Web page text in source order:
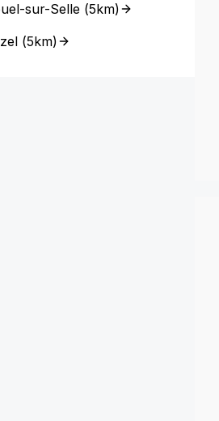
sur-Selle(5km)
(5km)